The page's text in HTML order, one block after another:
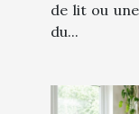
de lit ou
du...